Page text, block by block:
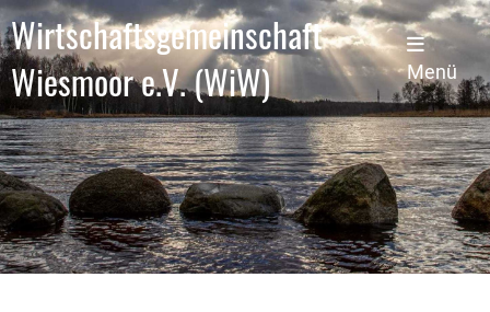
Wirtschaftsgemeinschaft
Wiesmoor e.V. (WiW)
Menü